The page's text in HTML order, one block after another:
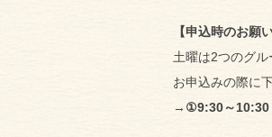
【申込時のお願い
土曜は2つのグル
お申込みの際に
→ ①9:30～